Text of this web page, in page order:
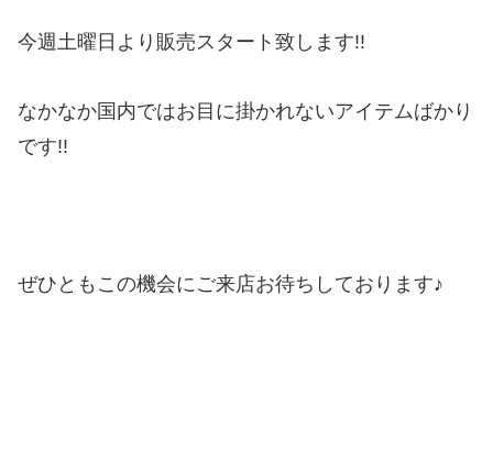
今週土曜日より販売スタート致します!!
なかなか国内ではお目に掛かれないアイテムばかり
です!!
ぜひともこの機会にご来店お待ちしております♪